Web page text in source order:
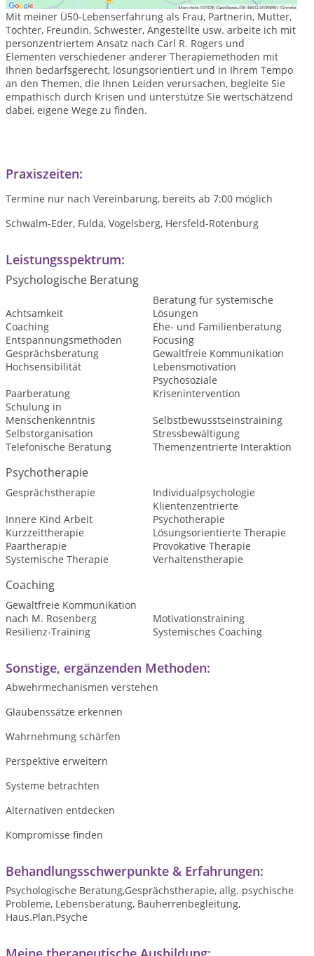
Mit meiner Ü50-Lebenserfahrung als Frau, Partnerin, Mutter,
Tochter, Freundin, Schwester, Angestellte usw. arbeite ich mit
personzentriertem Ansatz nach Carl R. Rogers und
Elementen verschiedener anderer Therapiemethoden mit
Ihnen bedarfsgerecht, lösungsorientiert und in Ihrem Tempo
an den Themen, die Ihnen Leiden verursachen, begleite Sie
empathisch durch Krisen und unterstütze Sie wertschätzend
dabei, eigene Wege zu finden.
Praxiszeiten:
Termine nur nach Vereinbarung, bereits ab 7:00 möglich
Schwalm-Eder, Fulda, Vogelsberg, Hersfeld-Rotenburg
Leistungsspektrum:
Psychologische Beratung
Achtsamkeit
Beratung für systemische
Lösungen
Coaching
Ehe- und Familienberatung
Entspannungsmethoden
Focusing
Gesprächsberatung
Gewaltfreie Kommunikation
Hochsensibilität
Lebensmotivation
Paarberatung
Psychosoziale
Krisenintervention
Schulung in
Menschenkenntnis
Selbstbewusstseinstraining
Selbstorganisation
Stressbewältigung
Telefonische Beratung
Themenzentrierte Interaktion
Psychotherapie
Gesprächstherapie
Individualpsychologie
Innere Kind Arbeit
Klientenzentrierte
Psychotherapie
Kurzzeittherapie
Lösungsorientierte Therapie
Paartherapie
Provokative Therapie
Systemische Therapie
Verhaltenstherapie
Coaching
Gewaltfreie Kommunikation
nach M. Rosenberg
Motivationstraining
Resilienz-Training
Systemisches Coaching
Sonstige, ergänzenden Methoden:
Abwehrmechanismen verstehen
Glaubenssätze erkennen
Wahrnehmung schärfen
Perspektive erweitern
Systeme betrachten
Alternativen entdecken
Kompromisse finden
Behandlungsschwerpunkte & Erfahrungen:
Psychologische Beratung,Gesprächstherapie, allg. psychische
Probleme, Lebensberatung, Bauherrenbegleitung,
Haus.Plan.Psyche